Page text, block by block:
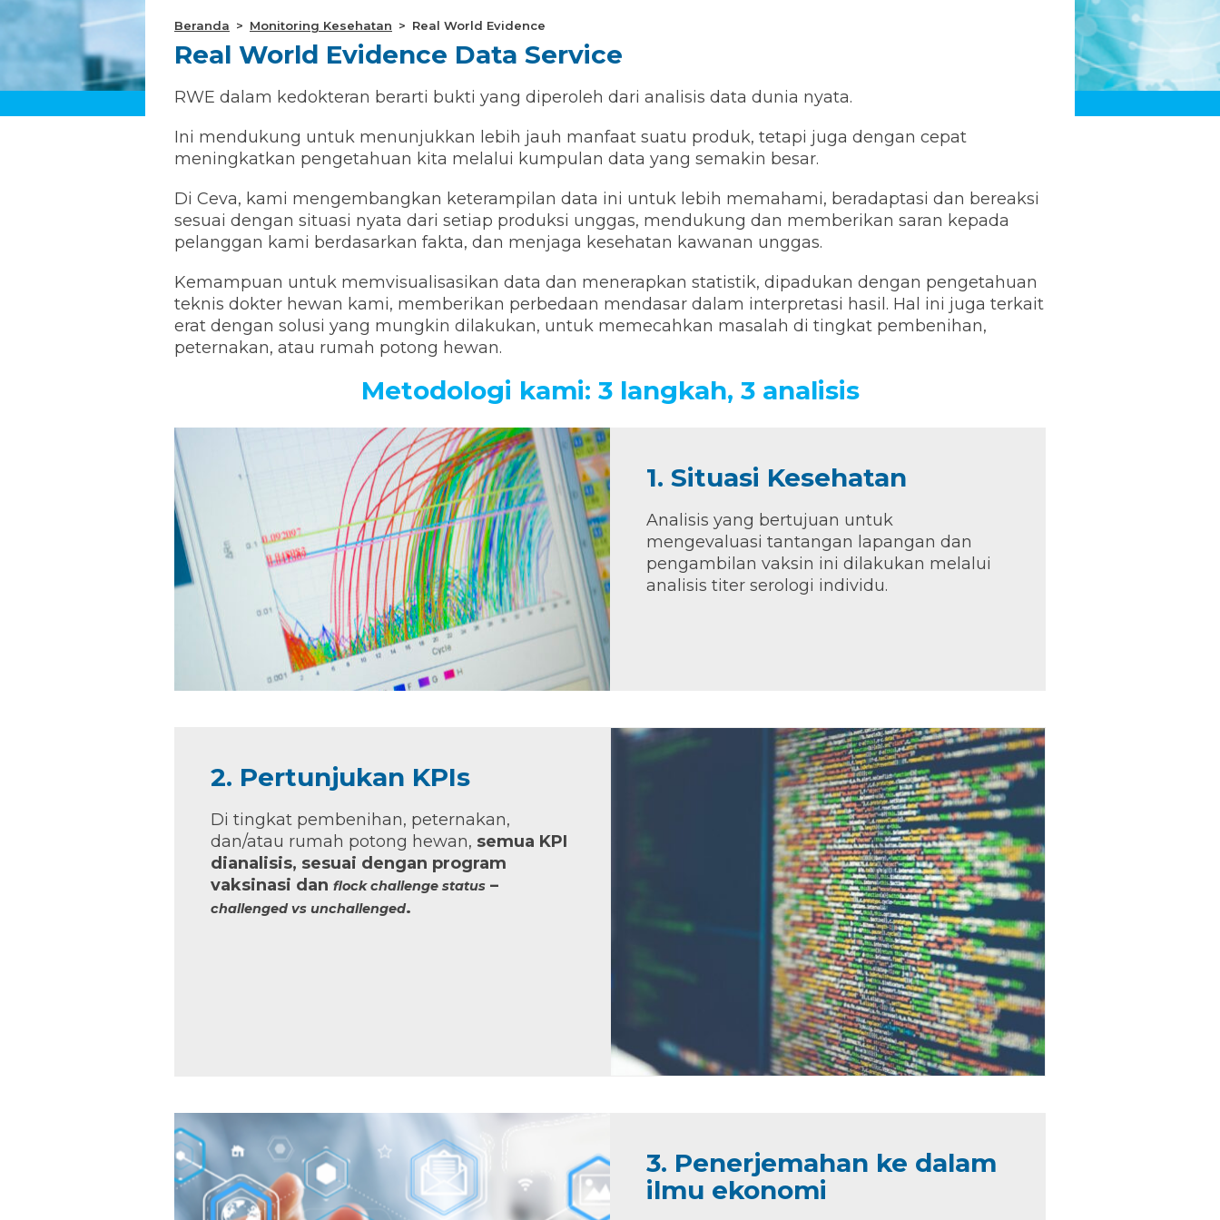
Beranda Monitoring Kesehatan Real World Evidence
Real World Evidence Data Service
RWE dalam kedokteran berarti bukti yang diperoleh dari analisis data dunia nyata.
Ini mendukung untuk menunjukkan lebih jauh manfaat suatu produk, tetapi juga dengan cepat
meningkatkan pengetahuan kita melalui kumpulan data yang semakin besar.
Di Ceva, kami mengembangkan keterampilan data ini untuk lebih memahami, beradaptasi dan bereaksi
sesuai dengan situasi nyata dari setiap produksi unggas, mendukung dan memberikan saran kepada
pelanggan kami berdasarkan fakta, dan menjaga kesehatan kawanan unggas.
Kemampuan untuk memvisualisasikan data dan menerapkan statistik, dipadukan dengan pengetahuan
teknis dokter hewan kami, memberikan perbedaan mendasar dalam interpretasi hasil. Hal ini juga terkait
erat dengan solusi yang mungkin dilakukan, untuk memecahkan masalah di tingkat pembenihan,
peternakan, atau rumah potong hewan.
Metodologi kami: 3 langkah, 3 analisis
1. Situasi Kesehatan
Analisis yang bertujuan untuk
mengevaluasi tantangan lapangan dan
pengambilan vaksin ini dilakukan melalui
analisis titer serologi individu.
2. Pertunjukan KPIs
Di tingkat pembenihan, peternakan,
dan/atau rumah potong hewan, semua KPI
dianalisis, sesuai dengan program
vaksinasi dan flock challenge status –
challenged vs unchallenged.
3. Penerjemahan ke dalam
ilmu ekonomi